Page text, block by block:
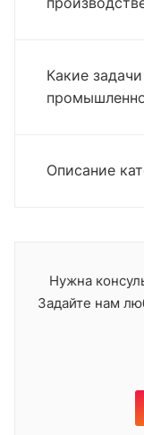
Какие
Описание
Нужна
Задайте нам